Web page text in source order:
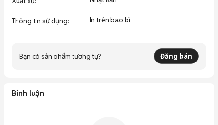
Thông tin sử dụng: In trên bao bì
Bạn có sản phẩm tương tự? Đăng bán
Bình luận